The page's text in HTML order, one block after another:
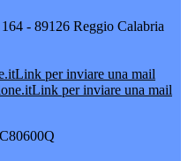
- 89126 Reggio Calabria
Link per inviare una mail
Link per inviare una mail